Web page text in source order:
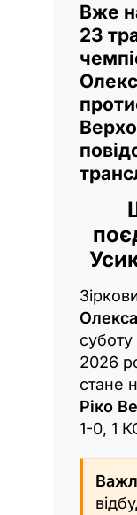
Вже
23
2026
стане
Ріко
1-0, 1